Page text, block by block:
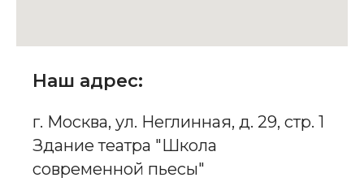
Наш адрес:
г. Москва, ул. Неглинная, д. 29, стр. 1
Здание театра "Школа
современной пьесы"